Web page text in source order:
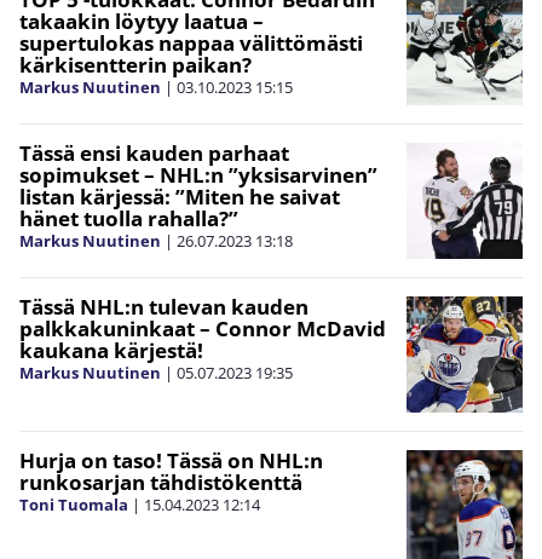
takaakin löytyy laatua –
supertulokas nappaa välittömästi
kärkisentterin paikan?
Markus Nuutinen | 03.10.2023 15:15
Tässä ensi kauden parhaat
sopimukset – NHL:n ”yksisarvinen”
listan kärjessä: ”Miten he saivat
hänet tuolla rahalla?”
Markus Nuutinen | 26.07.2023 13:18
Tässä NHL:n tulevan kauden
palkkakuninkaat – Connor McDavid
kaukana kärjestä!
Markus Nuutinen | 05.07.2023 19:35
Hurja on taso! Tässä on NHL:n
runkosarjan tähdistökenttä
Toni Tuomala | 15.04.2023 12:14